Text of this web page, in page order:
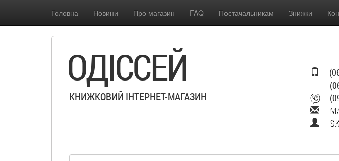
Головна Новини Про магазин FAQ Постачальникам Знижки
ОДІССЕЙ
КНИЖКОВИЙ ІНТЕРНЕТ-МАГАЗИН